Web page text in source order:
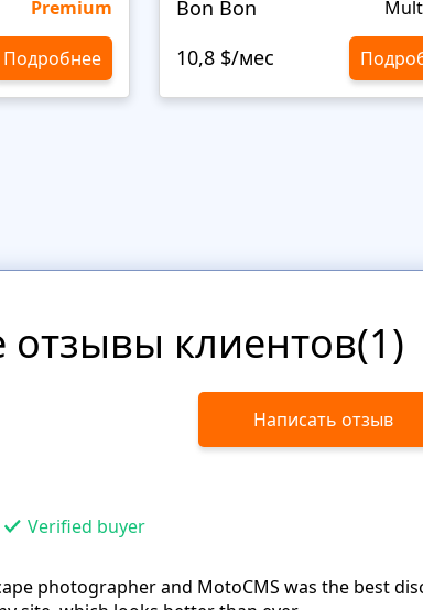
Premium
Подробнее
Bon Bon
10,8 $/мес
отзывы клиентов(1)
Написать отзыв
Verified buyer
photographer and MotoCMS was the best